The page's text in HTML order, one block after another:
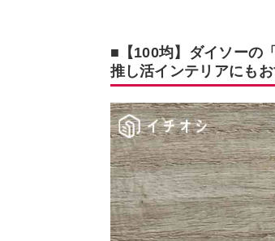
■【100均】ダイソーの
推し活インテリアにも